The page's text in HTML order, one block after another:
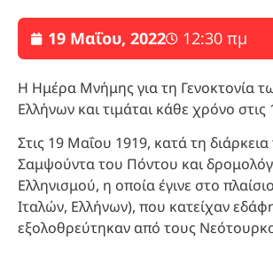
19 Μαΐου, 2022 12:30 πμ
Η Ημέρα Μνήμης για τη Γενοκτονία
Ελλήνων και τιμάται κάθε χρόνο
Στις 19 Μαΐου 1919, κατά τη
Σαμψούντα του Πόντου και
Ελληνισμού, η οποία έγινε στο
Ιταλών, Ελλήνων), που κατείχαν
εξολοθρεύτηκαν από τους